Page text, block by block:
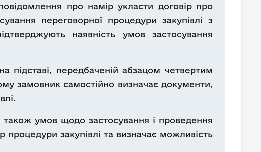
про намір укласти договір про
переговорної процедури закупівлі з
наявність умов застосування
підставі, передбаченій абзацом четвертим
замовник самостійно визначає документи,
також умов щодо застосування і проведення
закупівлі та визначає можливість